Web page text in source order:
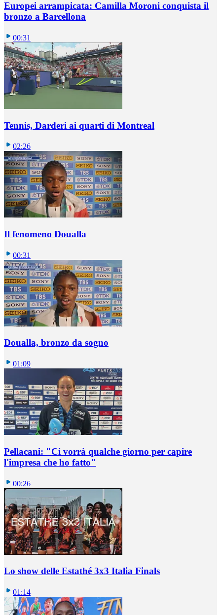
Europei arrampicata: Camilla Moroni conquista il
bronzo a Barcellona
00:31
Tennis, Darderi ai quarti di Montreal
02:26
Il fenomeno Doualla
00:31
Doualla, bronzo da sogno
01:09
Pellacani: "Ci vorrà qualche giorno per capire
l'impresa che ho fatto"
00:26
Lo show delle Estathé 3x3 Italia Finals
01:14